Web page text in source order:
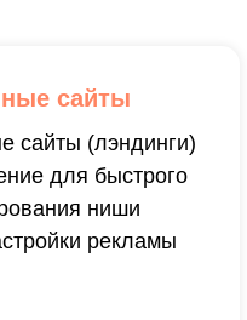
сайты
сайты (лэндинги)
для быстрого
ниши
рекламы